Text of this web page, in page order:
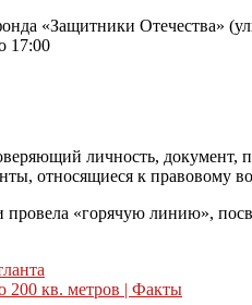
«Защитники Отечества»
17:00
личность,
относящиеся к правовому
провела «горячую линию»,
200 кв. метров | Факты